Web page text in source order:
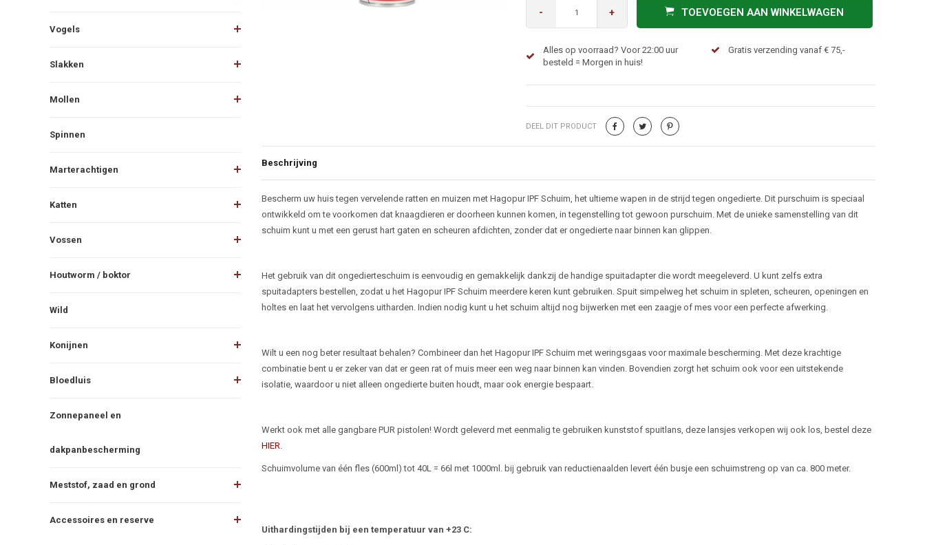
Vogels
Slakken
Mollen
Spinnen
Marterachtigen
Katten
Vossen
Houtworm / boktor
Wild
Konijnen
Bloedluis
Zonnepaneel en
dakpanbescherming
Meststof, zaad en grond
Accessoires en reserve
- + TOEVOEGEN AAN WINKELWAGEN
Alles op voorraad? Voor 22:00 uur
besteld = Morgen in huis!
Gratis verzending vanaf € 75,-
DEEL DIT PRODUCT
Beschrijving
Beschrijving
Bescherm uw huis tegen vervelende ratten en muizen met Hagopur IPF Schuim, het ultieme wapen in de strijd tegen ongedierte. Dit purschuim is speciaal
ontwikkeld om te voorkomen dat knaagdieren er doorheen kunnen komen, in tegenstelling tot gewoon purschuim. Met de unieke samenstelling van dit
schuim kunt u met een gerust hart gaten en scheuren afdichten, zonder dat er ongedierte naar binnen kan glippen.
Het gebruik van dit ongedierteschuim is eenvoudig en gemakkelijk dankzij de handige spuitadapter die wordt meegeleverd. U kunt zelfs extra
spuitadapters bestellen, zodat u het Hagopur IPF Schuim meerdere keren kunt gebruiken. Spuit simpelweg het schuim in spleten, scheuren, openingen en
holtes en laat het vervolgens uitharden. Indien nodig kunt u het schuim altijd nog bijwerken met een zaagje of mes voor een perfecte afwerking.
Wilt u een nog beter resultaat behalen? Combineer dan het Hagopur IPF Schuim met weringsgaas voor maximale bescherming. Met deze krachtige
combinatie bent u er zeker van dat er geen rat of muis meer een weg naar binnen kan vinden. Bovendien zorgt het schuim ook voor een uitstekende
isolatie, waardoor u niet alleen ongedierte buiten houdt, maar ook energie bespaart.
Werkt ook met alle gangbare PUR pistolen! Wordt geleverd met eenmalig te gebruiken kunststof spuitlans, deze lansjes verkopen wij ook los, bestel deze
HIER
Schuimvolume van één fles (600ml) tot 40L = 66l met 1000ml. bij gebruik van reductienaalden levert één busje een schuimstreng op van ca. 800 meter.
Uithardingstijden bij een temperatuur van +23 C: